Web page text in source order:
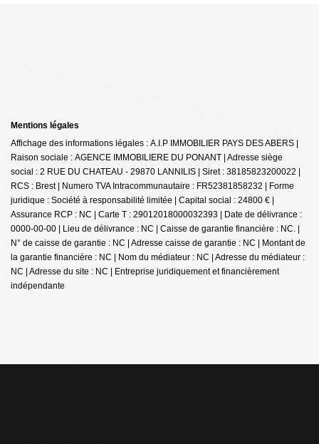
Mentions légales
Affichage des informations légales : A.I.P IMMOBILIER PAYS DES ABERS |
Raison sociale : AGENCE IMMOBILIERE DU PONANT | Adresse siège
social : 2 RUE DU CHATEAU - 29870 LANNILIS | Siret : 38185823200022 |
RCS : Brest | Numero TVA Intracommunautaire : FR52381858232 | Forme
juridique : Société à responsabilité limitée | Capital social : 24800 € |
Assurance RCP : NC | Carte T : 29012018000032393 | Date de délivrance :
0000-00-00 | Lieu de délivrance : NC | Caisse de garantie financière : NC. |
N° de caisse de garantie : NC | Adresse caisse de garantie : NC | Montant de
la garantie financière : NC | Nom du médiateur : NC | Adresse du médiateur :
NC | Adresse du site : NC | Entreprise juridiquement et financièrement
indépendante